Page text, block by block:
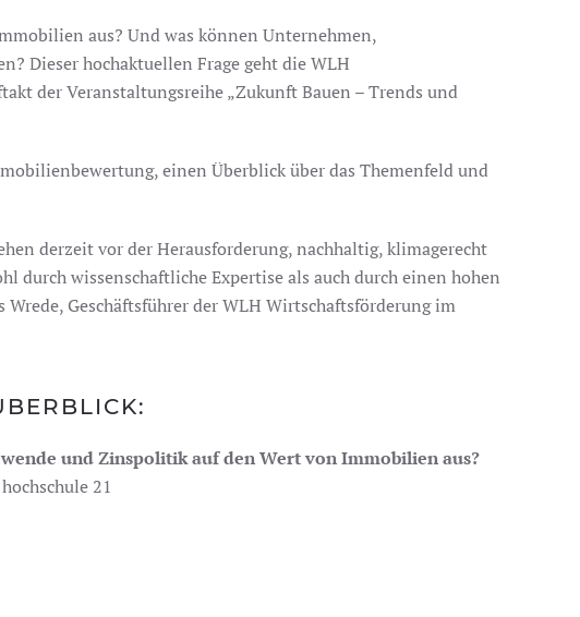
aus? Und was können Unternehmen,
Dieser hochaktuellen Frage geht die WLH
der Veranstaltungsreihe „Zukunft Bauen – Trends und
einen Überblick über das Themenfeld und
derzeit vor der Herausforderung, nachhaltig, klimagerecht
durch wissenschaftliche Expertise als auch durch einen hohen
Geschäftsführer der WLH Wirtschaftsförderung im
und Zinspolitik auf den Wert von Immobilien aus?
21